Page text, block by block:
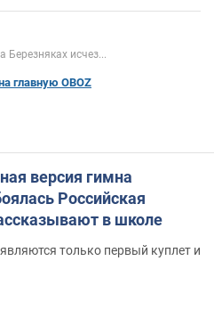
Березняках исчез...
главную OBOZ
версия гимна
Российская
в школе
только первый куплет и